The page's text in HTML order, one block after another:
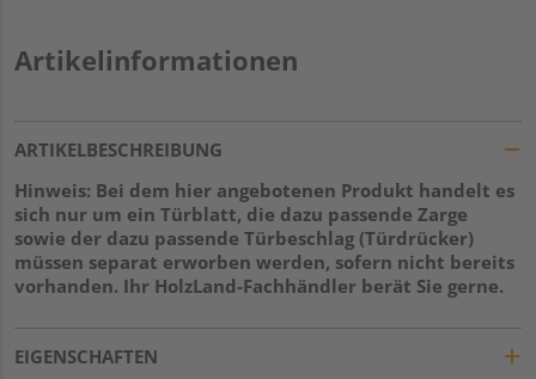
Artikelinformationen
ARTIKELBESCHREIBUNG
Hinweis: Bei dem hier angebotenen Produkt handelt es
sich nur um ein Türblatt, die dazu passende Zarge
sowie der dazu passende Türbeschlag (Türdrücker)
müssen separat erworben werden, sofern nicht bereits
vorhanden. Ihr HolzLand-Fachhändler berät Sie gerne.
EIGENSCHAFTEN